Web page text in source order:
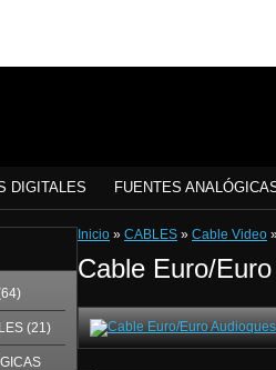
DIGITALES FUENTES
(21)
Inicio » CABLES » Cable Video
Cable Euro/